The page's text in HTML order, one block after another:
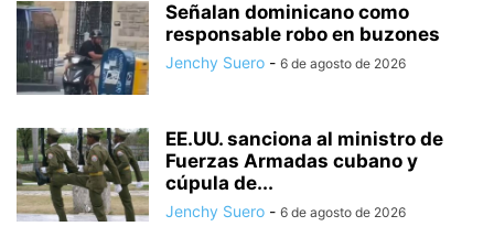
Señalan dominicano como
responsable robo en buzones
Jenchy Suero - 6 de agosto de 2026
EE.UU. sanciona al ministro de
Fuerzas Armadas cubano y
cúpula de...
Jenchy Suero - 6 de agosto de 2026